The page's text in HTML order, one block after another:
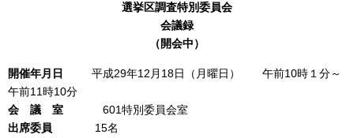
選挙区調査特別委員会
会議録
（開会中）
開催年月日
平成29年12月18日（月曜日） 午前10時１分～
午前11時10分
会 議 室 601特別委員会室
出席委員 15名